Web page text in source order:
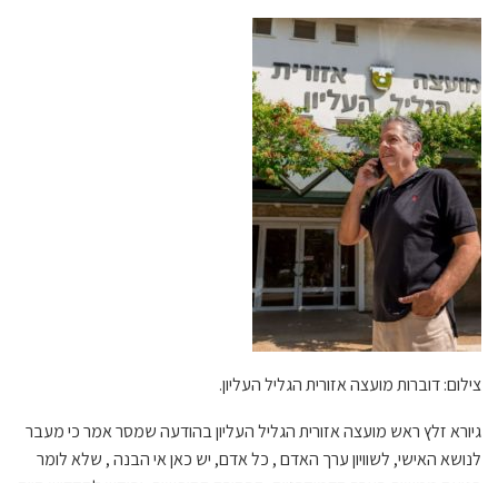
צילום: דוברות מועצה אזורית הגליל העליון.
גיורא זלץ ראש מועצה אזורית הגליל העליון בהודעה שמסר אמר כי מעבר
לנושא האישי, לשוויון ערך האדם , כל אדם, יש כאן אי הבנה , שלא לומר